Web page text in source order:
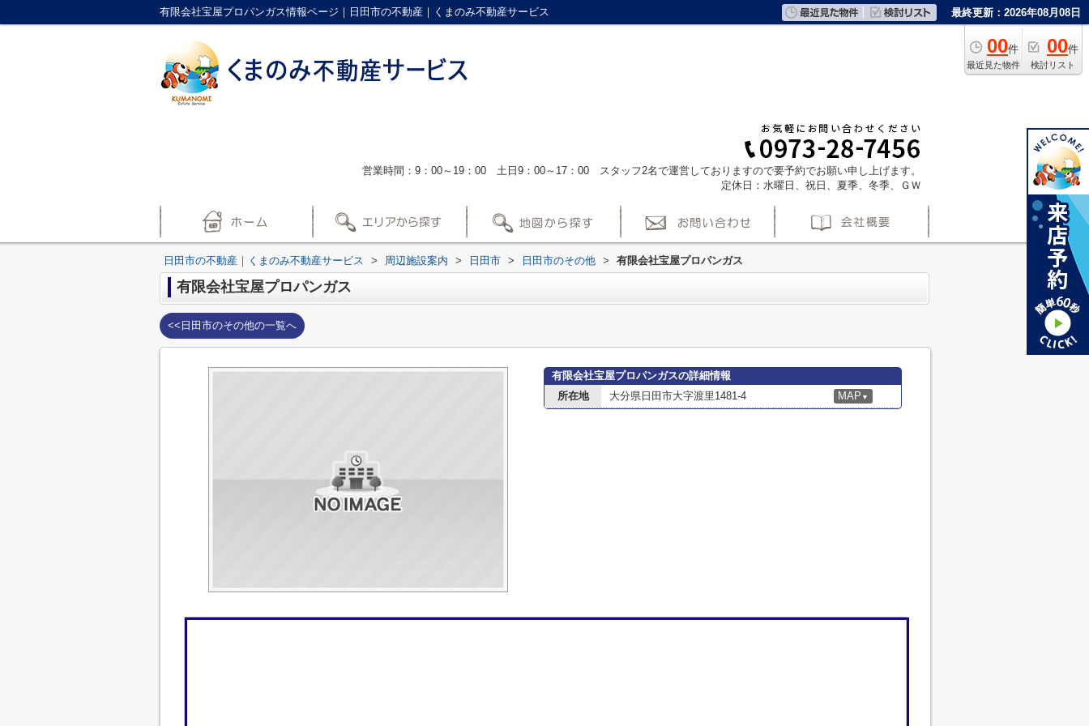
有限会社宝屋プロパンガス情報ページ｜日田市の不動産｜くまのみ不動産サービス 最終更新：2026年08月08日
00件
最近見た物件
00件
検討リスト
営業時間：9：00～19：00 土日9：00～17：00 スタッフ2名で運営しておりますので要予約でお願い申し上げます。
定休日：水曜日、祝日、夏季、冬季、ＧＷ
日田市の不動産｜くまのみ不動産サービス > 周辺施設案内 > 日田市 > 日田市のその他 > 有限会社宝屋プロパンガス
有限会社宝屋プロパンガス
<<日田市のその他の一覧へ
有限会社宝屋プロパンガスの詳細情報
所在地
大分県日田市大字渡里1481-4 MAP ▼